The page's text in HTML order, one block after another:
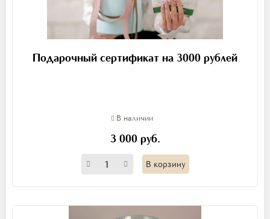
Подарочный сертификат на 3000 рублей
В наличии
3 000 руб.
В корзину